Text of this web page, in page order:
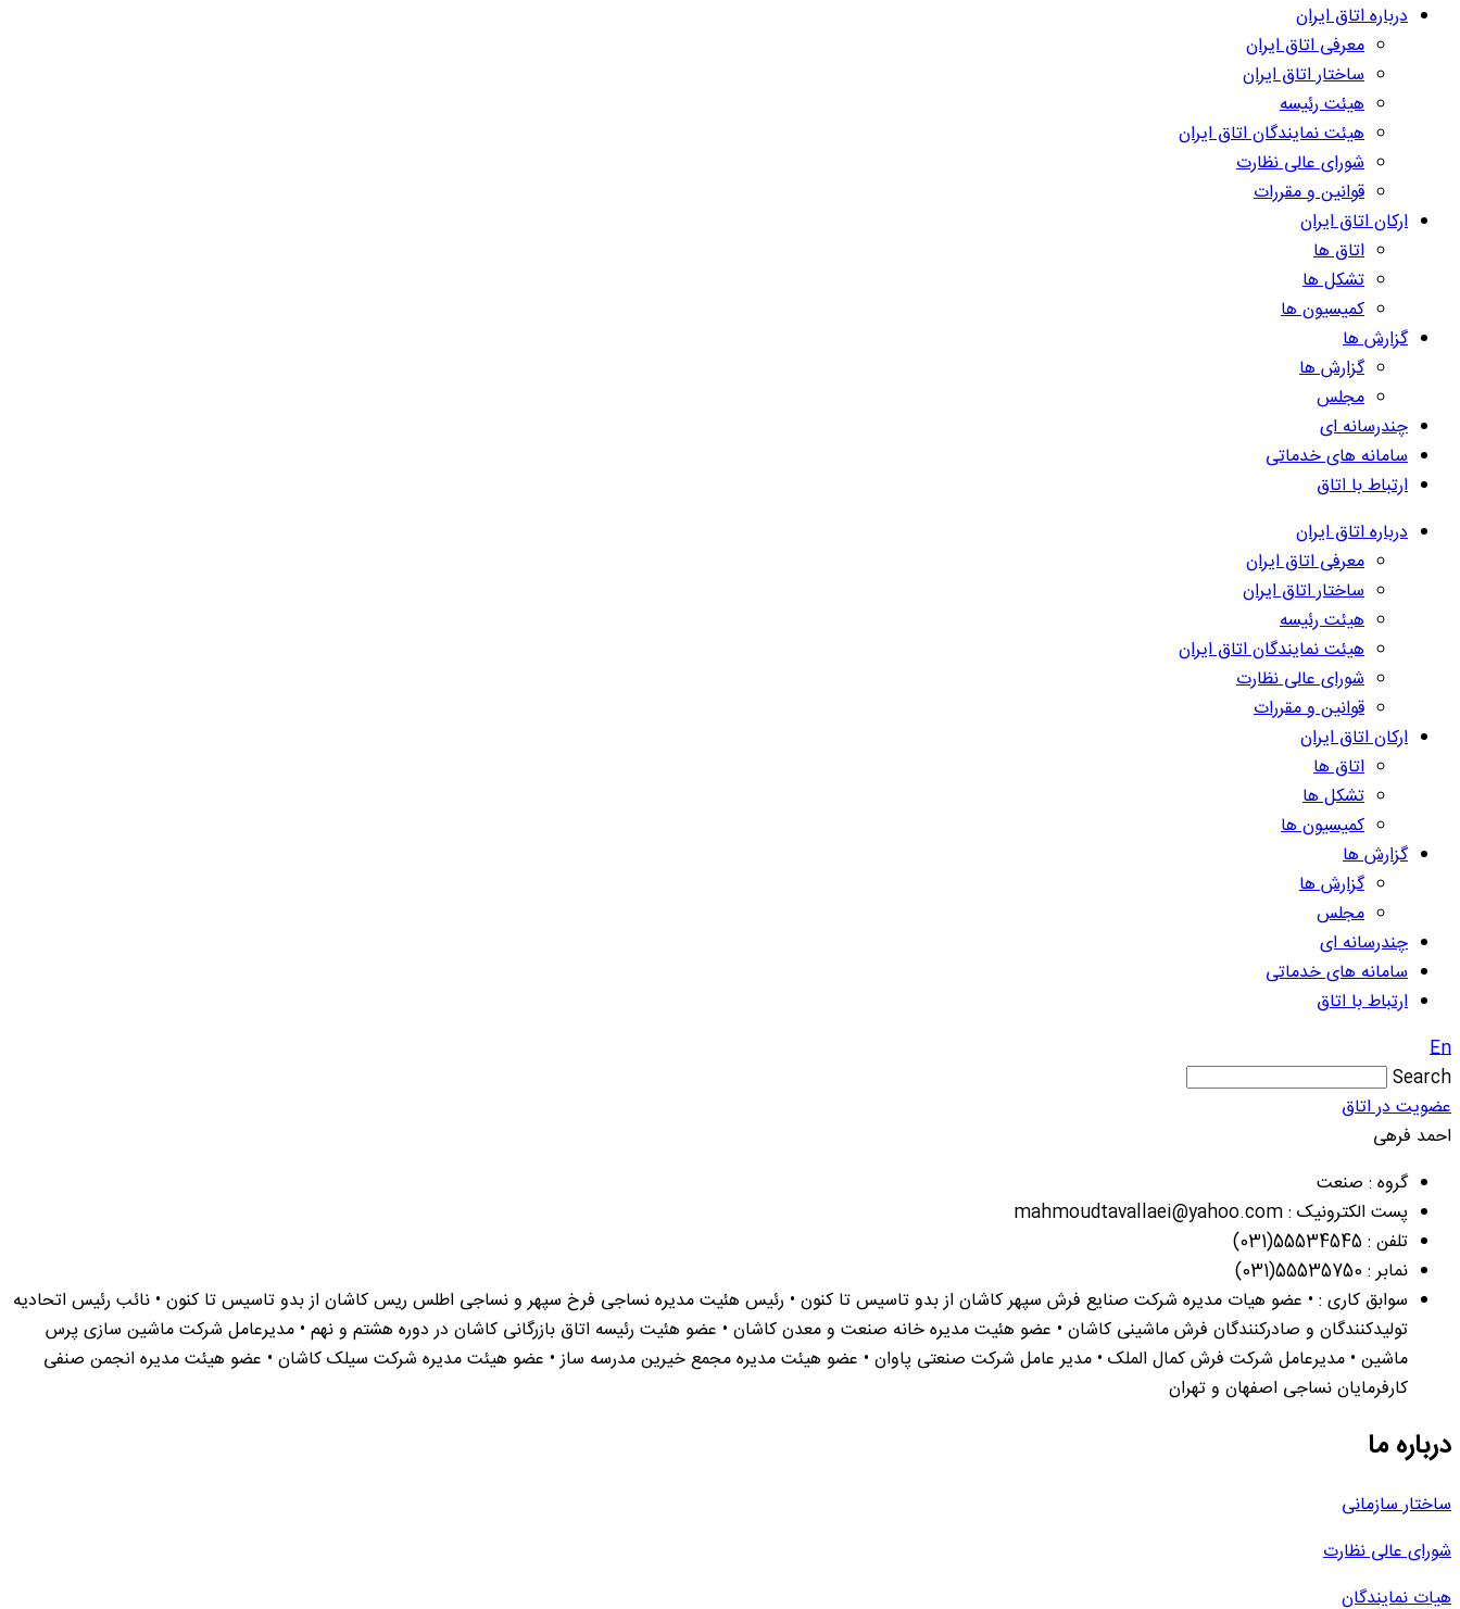
درباره اتاق ایران
معرفی اتاق ایران
ساختار اتاق ایران
هیئت رئیسه
هیئت نمایندگان اتاق ایران
شورای عالی نظارت
قوانین و مقررات
ارکان اتاق ایران
اتاق ها
تشکل ها
کمیسیون ها
گزارش ها
گزارش ها
مجلس
چندرسانه ای
سامانه های خدماتی
ارتباط با اتاق
درباره اتاق ایران
معرفی اتاق ایران
ساختار اتاق ایران
هیئت رئیسه
هیئت نمایندگان اتاق ایران
شورای عالی نظارت
قوانین و مقررات
ارکان اتاق ایران
اتاق ها
تشکل ها
کمیسیون ها
گزارش ها
گزارش ها
مجلس
چندرسانه ای
سامانه های خدماتی
ارتباط با اتاق
En
Search
عضویت در اتاق
احمد فرهی
گروه : صنعت
پست الکترونیک : mahmoudtavallaei@yahoo.com
تلفن : 55534545(031)
نمابر : 55535750(031)
سوابق کاری : • عضو هیات مدیره شرکت صنایع فرش سپهر کاشان از بدو تاسیس تا کنون • رئیس هئیت مدیره نساجی فرخ سپهر و نساجی اطلس ریس کاشان از بدو تاسیس تا کنون • نائب رئیس اتحادیه
تولیدکنندگان و صادرکنندگان فرش ماشینی کاشان • عضو هئیت مدیره خانه صنعت و معدن کاشان • عضو هئیت رئیسه اتاق بازرگانی کاشان در دوره هشتم و نهم • مدیرعامل شرکت ماشین سازی پرس
ماشین • مدیرعامل شرکت فرش کمال الملک • مدیر عامل شرکت صنعتی پاوان • عضو هیئت مدیره مجمع خیرین مدرسه ساز • عضو هیئت مدیره شرکت سیلک کاشان • عضو هیئت مدیره انجمن صنفی
کارفرمایان نساجی اصفهان و تهران
درباره ما
ساختار سازمانی
شورای عالی نظارت
هیات نمایندگان